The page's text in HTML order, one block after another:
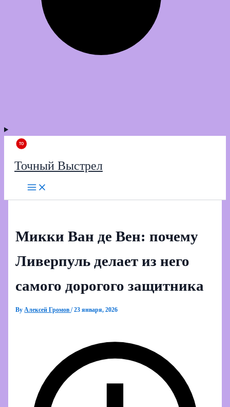
Точный Выстрел
Микки Ван де Вен: почему
Ливерпуль делает из него
самого дорогого защитника
By Алексей Громов/23 января, 2026